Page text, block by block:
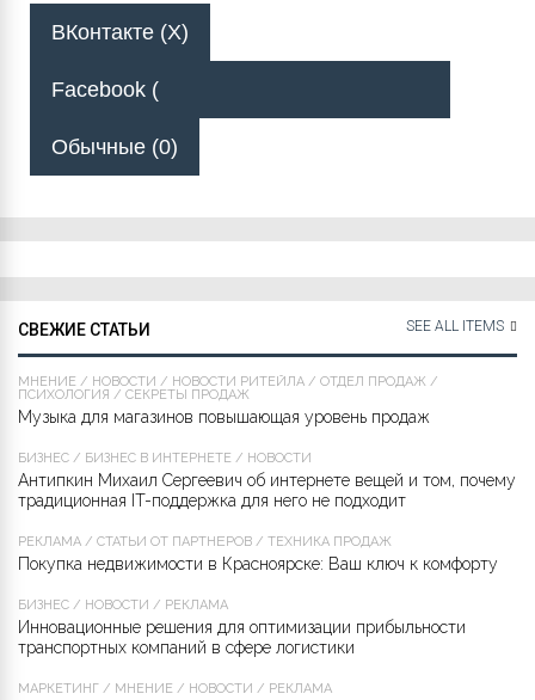
ВКонтакте (X)
Facebook (
Обычные (0)
СВЕЖИЕ СТАТЬИ SEE ALL ITEMS
МНЕНИЕ / НОВОСТИ / НОВОСТИ РИТЕЙЛА / ОТДЕЛ ПРОДАЖ /
ПСИХОЛОГИЯ / СЕКРЕТЫ ПРОДАЖ
Музыка для магазинов повышающая уровень продаж
БИЗНЕС / БИЗНЕС В ИНТЕРНЕТЕ / НОВОСТИ
Антипкин Михаил Сергеевич об интернете вещей и том, почему
традиционная IT-поддержка для него не подходит
РЕКЛАМА / СТАТЬИ ОТ ПАРТНЁРОВ / ТЕХНИКА ПРОДАЖ
Покупка недвижимости в Красноярске: Ваш ключ к комфорту
БИЗНЕС / НОВОСТИ / РЕКЛАМА
Инновационные решения для оптимизации прибыльности
транспортных компаний в сфере логистики
МАРКЕТИНГ / МНЕНИЕ / НОВОСТИ / РЕКЛАМА